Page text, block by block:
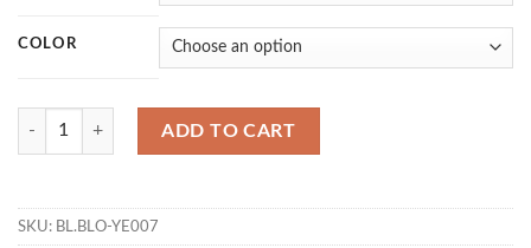
COLOR
T FIRING quantity
ADD TO CART
SKU: BL.BLO-YE007